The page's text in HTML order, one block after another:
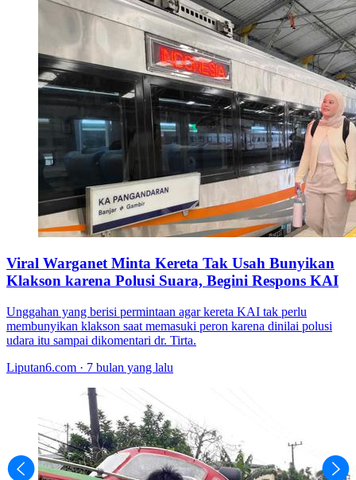
Viral Warganet Minta Kereta Tak Usah Bunyikan
Klakson karena Polusi Suara, Begini Respons KAI
Unggahan yang berisi permintaan agar kereta KAI tak perlu
membunyikan klakson saat memasuki peron karena dinilai polusi
udara itu sampai dikomentari dr. Tirta.
Liputan6.com · 7 bulan yang lalu